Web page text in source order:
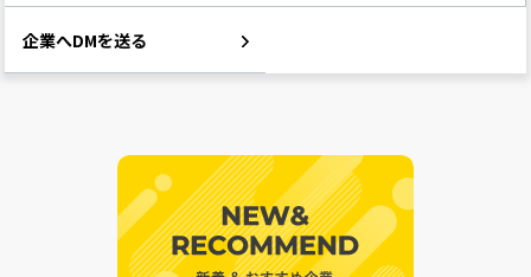
企業へDMを送る